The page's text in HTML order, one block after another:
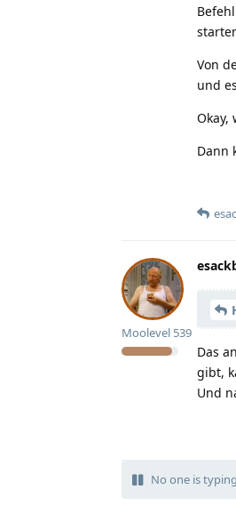
Von
und
Okay,
Dann
Moolevel 539
Das
gibt,
Und
No one is typing